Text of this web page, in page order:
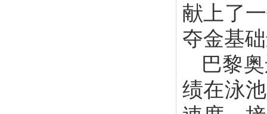
献上了
夺金基
巴黎
绩在泳